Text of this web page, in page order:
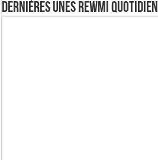
Dernières Unes Rewmi Quotidien